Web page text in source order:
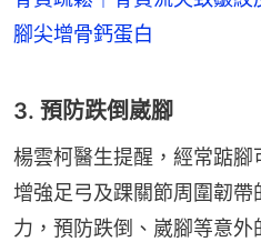
腳尖增骨鈣蛋白
3. 預防跌倒崴腳
楊雲柯醫生提醒，經常踮腳
增強足弓及踝關節周圍韌
力，預防跌倒、崴腳等意外